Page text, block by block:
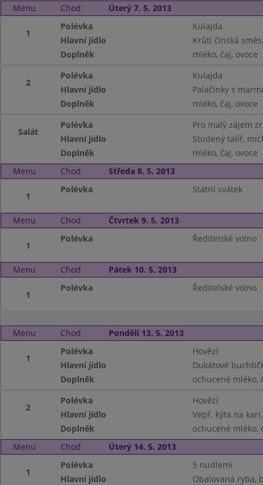
Menu
Chod Úterý 7. 5. 2013
1
Polévka
Kulajda
Hlavní jídlo
Krůtí čínská
Doplněk
mléko, čaj, ovoce
2
Polévka
Kulajda
Hlavní jídlo
Palačinky s
Doplněk
mléko, čaj, ovoce
Salát
Polévka
Pro malý zájem
Hlavní jídlo
Studený talíř,
Doplněk
mléko, čaj, ovoce
Menu
Chod Středa 8. 5. 2013
1
Polévka Státní svátek
Menu Chod Čtvrtek 9. 5. 2013
1
Polévka Ředitelské volno
Menu Chod Pátek 10. 5. 2013
1
Polévka Ředitelské volno
Menu Chod Pondělí 13. 5. 2013
1
Polévka
Hovězí
Hlavní jídlo
Dukátové
Doplněk
ochucené mléko,
2
Polévka
Hovězí
Hlavní jídlo
Vepř. kýta na
Doplněk
ochucené mléko,
Menu
Chod Úterý 14. 5. 2013
1
Polévka
S nudlemi
Hlavní jídlo
Obalovaná ryba,